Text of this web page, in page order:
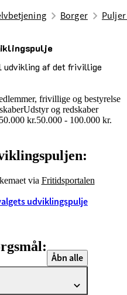
Borger
udvikling af det frivillige
frivillige og bestyrelse
Udstyr og redskaber
kr.50.000 - 100.000 kr.
via Fritidsportalen
udviklingspulje
Åbn alle